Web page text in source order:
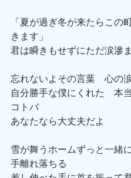
「夏が過ぎ冬が来たらこの
きます」
君は瞬きもせずにただ涙滲
忘れないよその言葉　心の
自分勝手な僕にくれた　本
コトバ
あなたなら大丈夫だよ
雪が舞うホームずっと一緒
手離れ落ちる